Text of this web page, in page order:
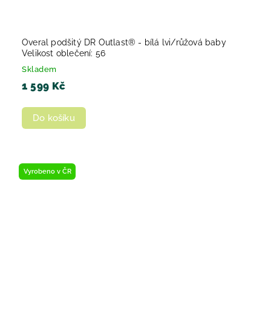
Overal podšitý DR Outlast® - bílá lvi/růžová baby
Velikost oblečení: 56
Skladem
1 599 Kč
Do košíku
Vyrobeno v ČR